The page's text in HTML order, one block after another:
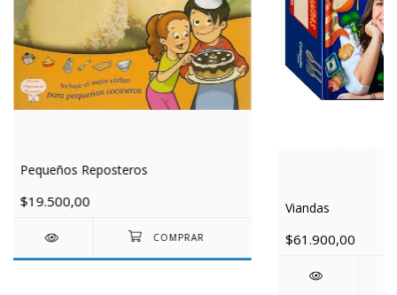
Pequeños Reposteros
$19.500,00 Viandas
$61.900,00